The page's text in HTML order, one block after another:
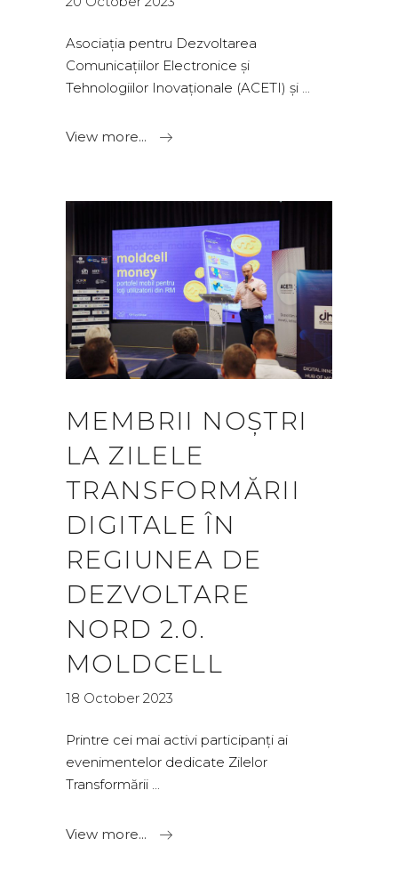
Asociația pentru Dezvoltarea
Comunicațiilor Electronice și
Tehnologiilor Inovaționale (ACETI) și
View more...
MEMBRII NOȘTRI
LA ZILELE
TRANSFORMĂRII
DIGITALE ÎN
REGIUNEA DE
DEZVOLTARE
NORD 2.0.
MOLDCELL
18 October 2023
Printre cei mai activi participanți ai
evenimentelor dedicate Zilelor
Transformării
View more...